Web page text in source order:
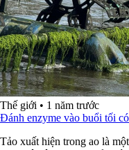
Thế giới • 1 năm trước
Đánh enzyme vào buổi tối
Tảo xuất hiện trong ao là